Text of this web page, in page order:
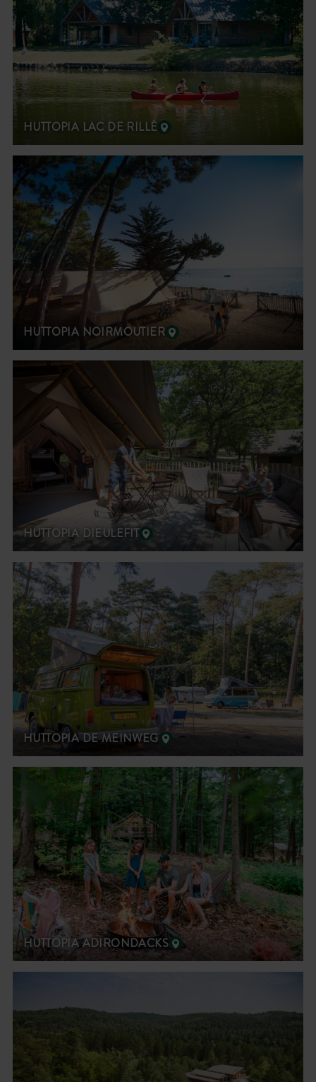
HUTTOPIA LAC DE RILLÉ
HUTTOPIA NOIRMOUTIER
HUTTOPIA DIEULEFIT
HUTTOPIA DE MEINWEG
HUTTOPIA ADIRONDACKS